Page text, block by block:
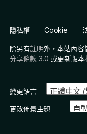
隱私權 Cookie
除另有註明外，本站內容
分享條款 3.0 或更新版本
變更語言
更改佈景主題